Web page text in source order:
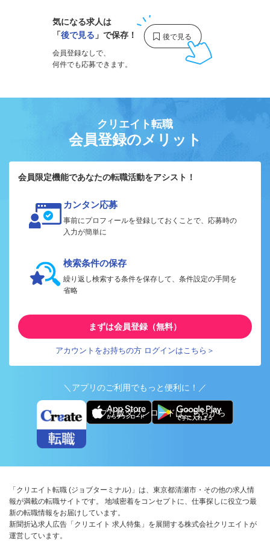
気になる求人は
「後で見る 」で保存！
会員登録なしで、
何件でも応募できます。
クリエイト転職
会員登録のメリット
会員限定機能であなたの転職活動をアシスト！
カンタン応募
事前にプロフィールを登録しておくことで、応募時の
入力が簡単に
検索条件の保存
繰り返し検索する条件を保存して、条件設定の手間を
省略
まずは会員登録（無料）
アカウントをお持ちの方 ログインはこちら＞
＼アプリのご利用でもっと便利に！／
アプリ版ダウンロードはこちらから
「クリエイト転職 (ジョブターミナル)」は、東京都清瀬市・その他の求人情
報が満載の転職サイトです。 地域密着をコンセプトに、仕事探しに役立つ最
新の転職情報をお届けしています。
新聞折込求人広告「クリエイト 求人特集」を展開する株式会社クリエイトが
運営しています。